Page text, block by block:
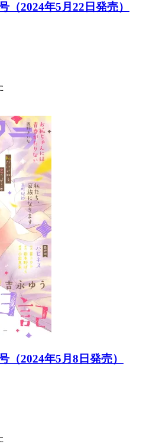
（2024年5月22日発売）
（2024年5月8日発売）